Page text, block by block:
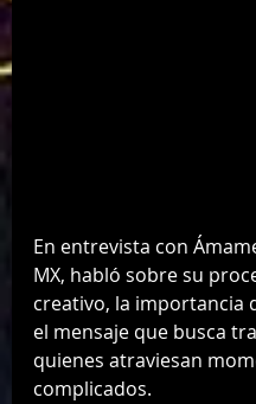
En entrevista con
MX, habló sobre su
creativo, la importancia
el mensaje que busca
quienes atraviesan
complicados.